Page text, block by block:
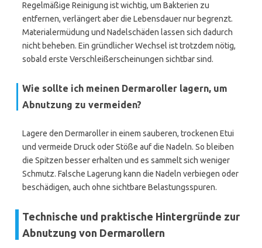
Regelmäßige Reinigung ist wichtig, um Bakterien zu
entfernen, verlängert aber die Lebensdauer nur begrenzt.
Materialermüdung und Nadelschäden lassen sich dadurch
nicht beheben. Ein gründlicher Wechsel ist trotzdem nötig,
sobald erste Verschleißerscheinungen sichtbar sind.
Wie sollte ich meinen Dermaroller lagern, um
Abnutzung zu vermeiden?
Lagere den Dermaroller in einem sauberen, trockenen Etui
und vermeide Druck oder Stöße auf die Nadeln. So bleiben
die Spitzen besser erhalten und es sammelt sich weniger
Schmutz. Falsche Lagerung kann die Nadeln verbiegen oder
beschädigen, auch ohne sichtbare Belastungsspuren.
Technische und praktische Hintergründe zur
Abnutzung von Dermarollern